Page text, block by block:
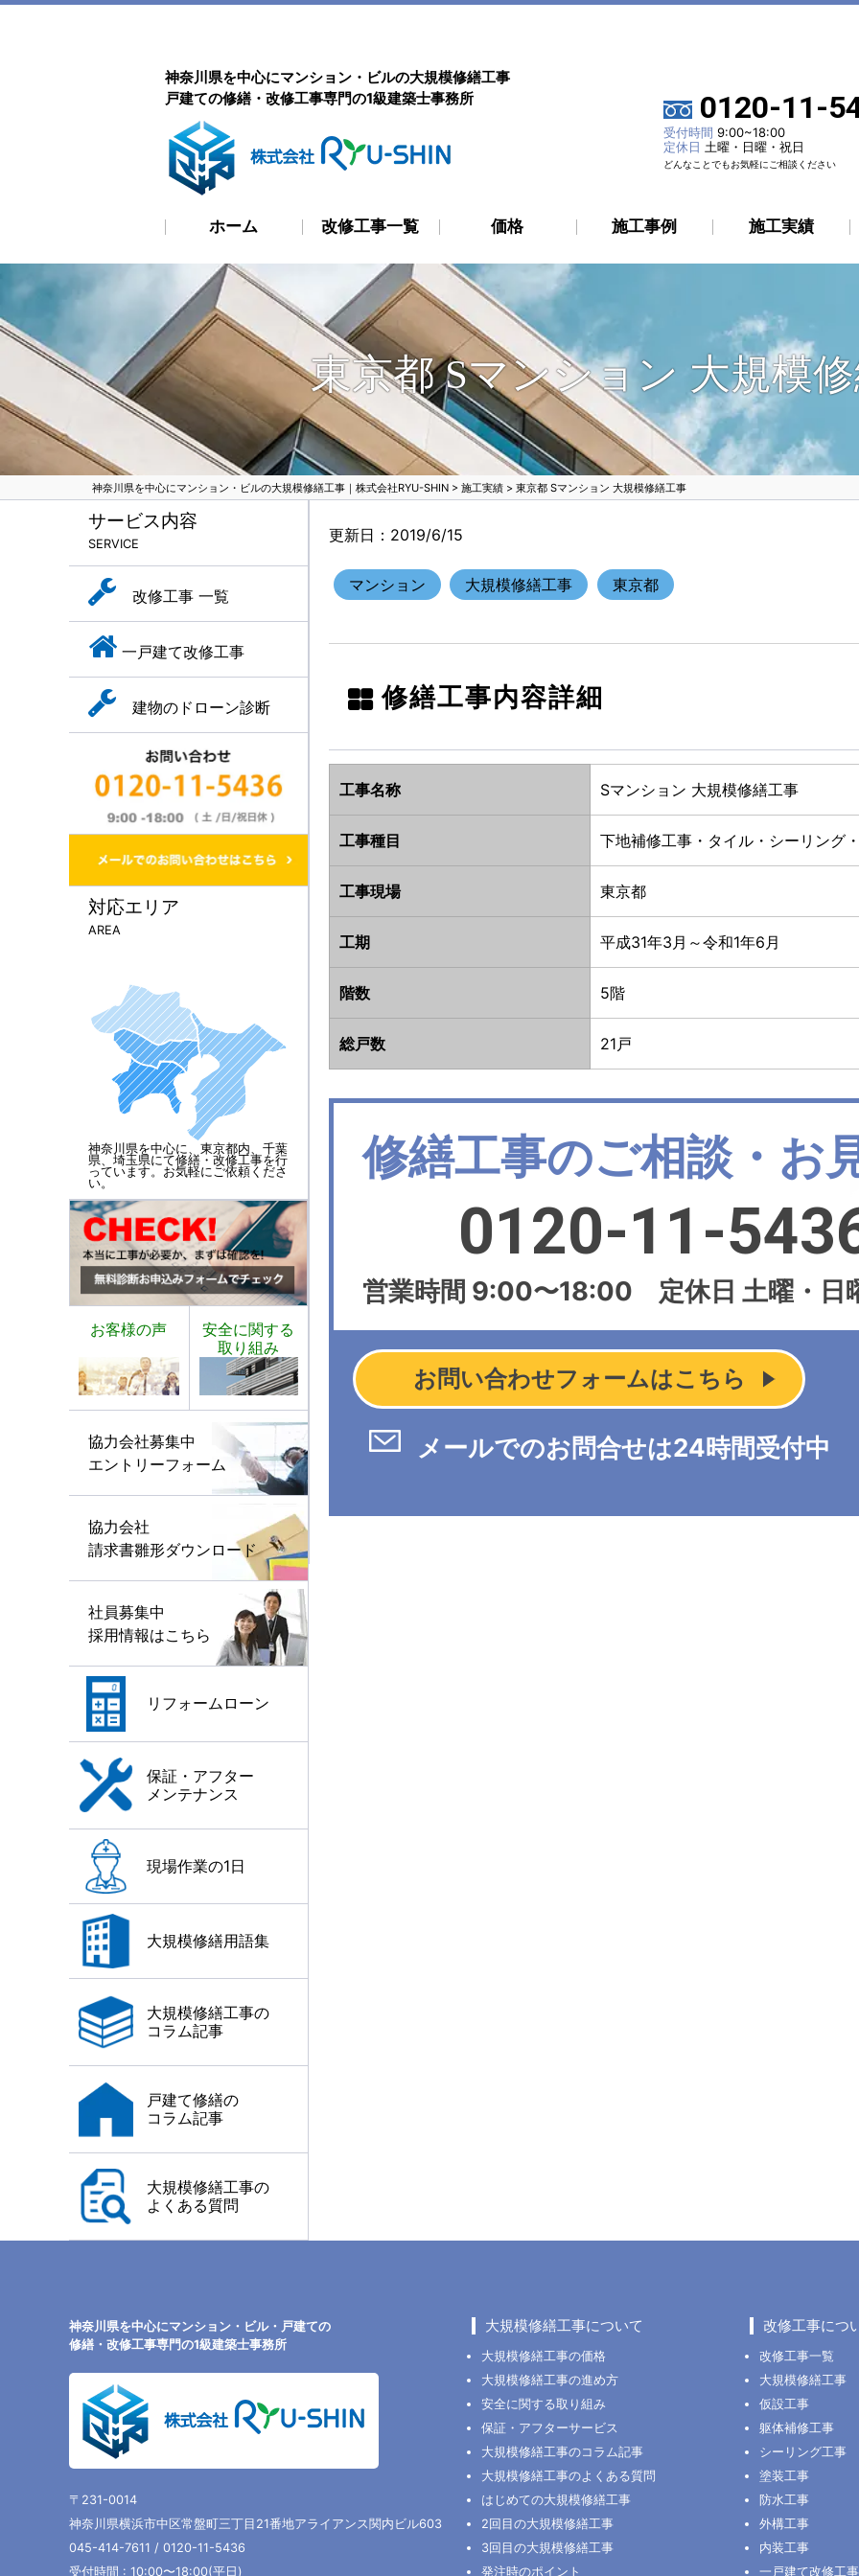
神奈川県を中心にマンション・ビルの大規模修繕工事
戸建ての修繕・改修工事専門の1級建築士事務所
0120-11-
受付時間 9:00~18:00
定休日 土曜・日曜・祝日
どんなことでもお気軽にご相談ください
ホーム 改修工事一覧 価格 施工事例 施工実績
東京都 Sマンション 大規模
神奈川県を中心にマンション・ビルの大規模修繕工事｜株式会社RYU-SHIN > 施工実績 > 東京都 Sマンション 大規模修繕工事
更新日：2019/6/15
マンション 大規模修繕工事 東京都
修繕工事内容詳細
工事名称 Sマンション 大規模修繕工事
工事種目 下地補修工事・タイル・シーリング
工事現場 東京都
工期 平成31年3月～令和1年6月
階数 5階
総戸数 21戸
修繕工事のご相談・お
0120-11-
営業時間 9:00〜18:00 定休日 土曜・日
お問い合わせフォームはこちら
メールでのお問合せは24時間受付中
サービス内容
SERVICE
改修工事 一覧
一戸建て改修工事
建物のドローン診断
対応エリア
AREA
神奈川県を中心に、東京都内、千葉
県、埼玉県にて修繕・改修工事を行
っています。お気軽にご依頼くださ
い。
お客様の声
安全に関する
取り組み
協力会社募集中
エントリーフォーム
協力会社
請求書雛形ダウンロード
社員募集中
採用情報はこちら
リフォームローン
保証・アフター
メンテナンス
現場作業の1日
大規模修繕用語集
大規模修繕工事の
コラム記事
戸建て修繕の
コラム記事
大規模修繕工事の
よくある質問
大規模修繕工事について
大規模修繕工事の価格
大規模修繕工事の進め方
安全に関する取り組み
保証・アフターサービス
大規模修繕工事のコラム記事
大規模修繕工事のよくある質問
はじめての大規模修繕工事
2回目の大規模修繕工事
3回目の大規模修繕工事
発注時のポイント
改修工事につ
改修工事一覧
大規模修繕工事
仮設工事
躯体補修工事
シーリング工事
塗装工事
防水工事
外構工事
内装工事
一戸建て改修工事
神奈川県を中心にマンション・ビル・戸建ての
修繕・改修工事専門の1級建築士事務所
〒231-0014
神奈川県横浜市中区常盤町三丁目21番地アライアンス関内ビル603
045-414-7611 / 0120-11-5436
受付時間 : 10:00〜18:00(平日)